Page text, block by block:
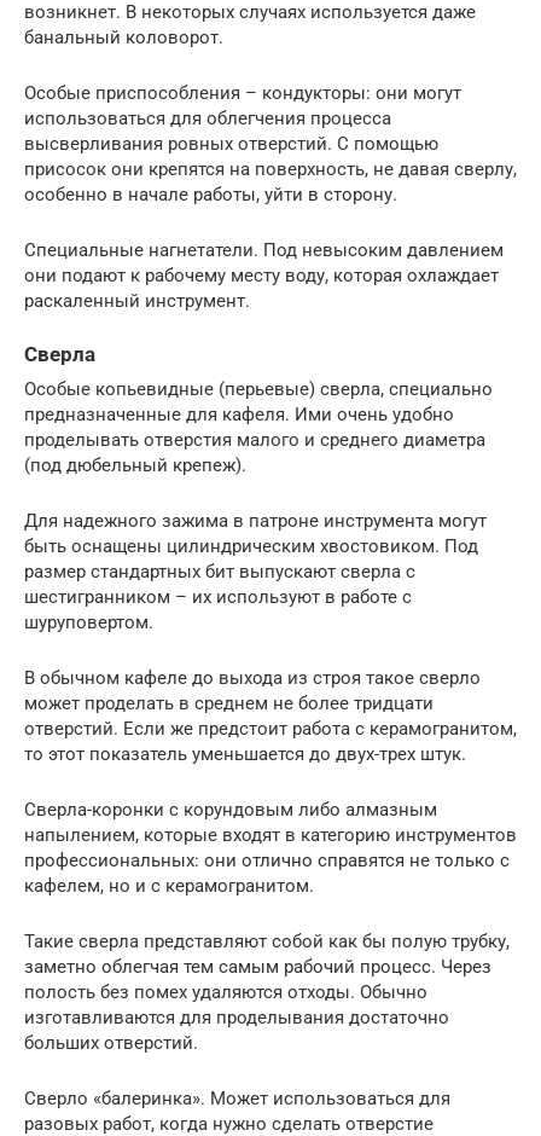
возникнет. В некоторых случаях используется даже
банальный коловорот.
Особые приспособления – кондукторы: они могут
использоваться для облегчения процесса
высверливания ровных отверстий. С помощью
присосок они крепятся на поверхность, не давая сверлу,
особенно в начале работы, уйти в сторону.
Специальные нагнетатели. Под невысоким давлением
они подают к рабочему месту воду, которая охлаждает
раскаленный инструмент.
Сверла
Особые копьевидные (перьевые) сверла, специально
предназначенные для кафеля. Ими очень удобно
проделывать отверстия малого и среднего диаметра
(под дюбельный крепеж).
Для надежного зажима в патроне инструмента могут
быть оснащены цилиндрическим хвостовиком. Под
размер стандартных бит выпускают сверла с
шестигранником – их используют в работе с
шуруповертом.
В обычном кафеле до выхода из строя такое сверло
может проделать в среднем не более тридцати
отверстий. Если же предстоит работа с керамогранитом,
то этот показатель уменьшается до двух-трех штук.
Сверла-коронки с корундовым либо алмазным
напылением, которые входят в категорию инструментов
профессиональных: они отлично справятся не только с
кафелем, но и с керамогранитом.
Такие сверла представляют собой как бы полую трубку,
заметно облегчая тем самым рабочий процесс. Через
полость без помех удаляются отходы. Обычно
изготавливаются для проделывания достаточно
больших отверстий.
Сверло «балеринка». Может использоваться для
разовых работ, когда нужно сделать отверстие